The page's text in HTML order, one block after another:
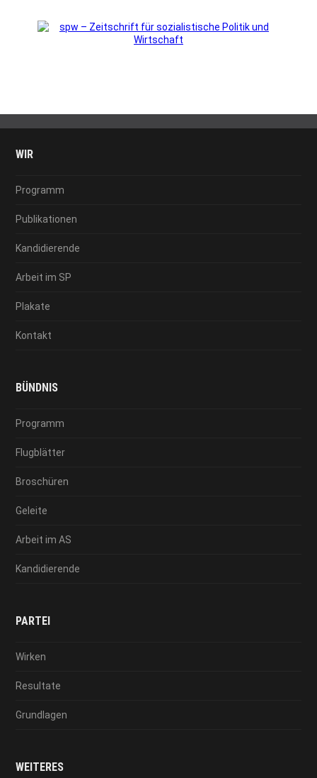
WIR
Programm
Publikationen
Kandidierende
Arbeit im SP
Plakate
Kontakt
BÜNDNIS
Programm
Flugblätter
Broschüren
Geleite
Arbeit im AS
Kandidierende
PARTEI
Wirken
Resultate
Grundlagen
WEITERES